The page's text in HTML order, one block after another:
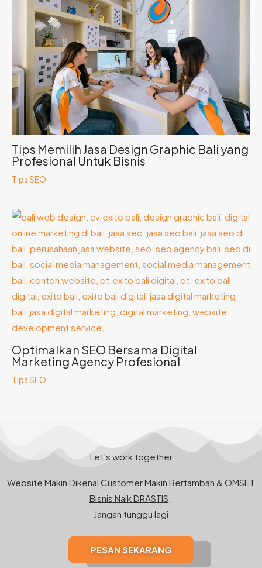
Tips Memilih Jasa Design Graphic Bali yang
Profesional Untuk Bisnis
Tips SEO
Optimalkan SEO Bersama Digital
Marketing Agency Profesional
Tips SEO
Let’s work together
Website Makin Dikenal Customer Makin Bertambah & OMSET
Bisnis Naik DRASTIS,
Jangan tunggu lagi
PESAN SEKARANG